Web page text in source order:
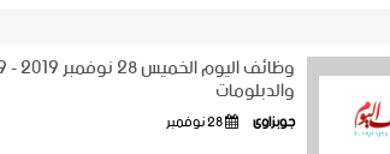
والدبلومات
جوبزاوى
28 نوفمبر